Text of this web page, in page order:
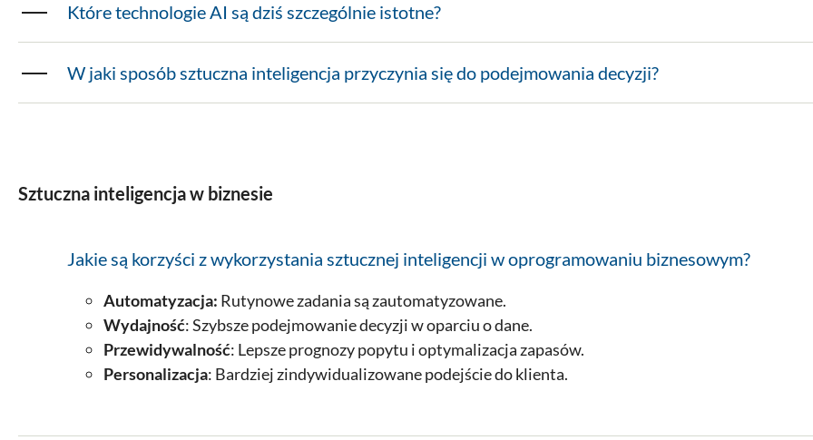
Które technologie AI są dziś szczególnie istotne?
W jaki sposób sztuczna inteligencja przyczynia się do podejmowania decyzji?
Sztuczna inteligencja w biznesie
Jakie są korzyści z wykorzystania sztucznej inteligencji w oprogramowaniu biznesowym?
Automatyzacja: Rutynowe zadania są zautomatyzowane.
Wydajność: Szybsze podejmowanie decyzji w oparciu o dane.
Przewidywalność: Lepsze prognozy popytu i optymalizacja zapasów.
Personalizacja: Bardziej zindywidualizowane podejście do klienta.